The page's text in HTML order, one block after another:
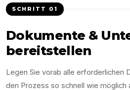
SCHRITT 01
Dokumente &
bereitstellen
Legen Sie vorab alle erforderlichen
den Prozess so schnell wie möglich